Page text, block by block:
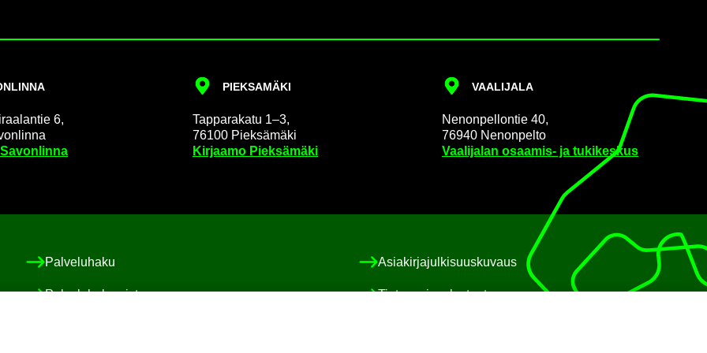
6,
PIEK­SA­MÄ­KI
Tap­pa­ra­ka­tu 1–3,
76100 Piek­sä­mä­ki
Kir­jaa­mo Piek­sä­mä­ki
VAA­LI­JA­LA
Ne­non­pel­lon­tie 40,
76940 Ne­non­pel­to
Vaa­li­ja­lan osaamis-​ ja tu­ki­kes­kus
Pal­ve­lu­ha­ku
Pal­ve­lu­ha­ke­mis­to
Asia­kir­ja­jul­ki­suus­ku­vaus
Tie­to­suo­ja­se­los­teet